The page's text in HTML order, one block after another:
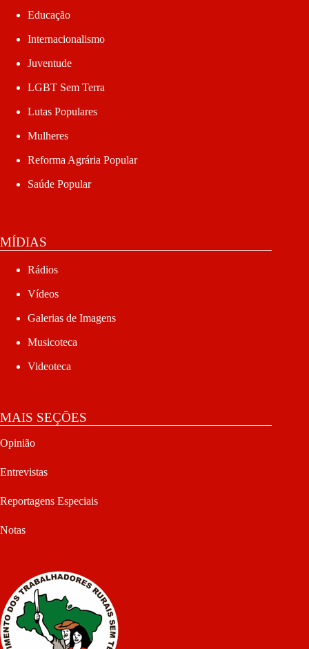
Educação
Internacionalismo
Juventude
LGBT Sem Terra
Lutas Populares
Mulheres
Reforma Agrária Popular
Saúde Popular
MÍDIAS
Rádios
Vídeos
Galerias de Imagens
Musicoteca
Videoteca
MAIS SEÇÕES
Opinião
Entrevistas
Reportagens Especiais
Notas